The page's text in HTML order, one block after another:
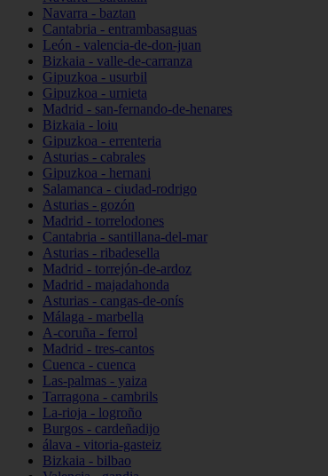
Navarra - baztan
Cantabria - entrambasaguas
León - valencia-de-don-juan
Bizkaia - valle-de-carranza
Gipuzkoa - usurbil
Gipuzkoa - urnieta
Madrid - san-fernando-de-henares
Bizkaia - loiu
Gipuzkoa - errenteria
Asturias - cabrales
Gipuzkoa - hernani
Salamanca - ciudad-rodrigo
Asturias - gozón
Madrid - torrelodones
Cantabria - santillana-del-mar
Asturias - ribadesella
Madrid - torrejón-de-ardoz
Madrid - majadahonda
Asturias - cangas-de-onís
Málaga - marbella
A-coruña - ferrol
Madrid - tres-cantos
Cuenca - cuenca
Las-palmas - yaiza
Tarragona - cambrils
La-rioja - logroño
Burgos - cardeñadijo
álava - vitoria-gasteiz
Bizkaia - bilbao